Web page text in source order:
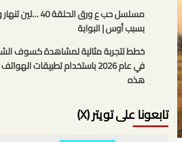
مسلسل حب ع ورق الحلقة
بسبب أوس | البوابة
خطط لتجربة مثالية لمشاهدة كسوف
في عام 2026 باستخدام تطبيقات
هذه
تابعونا على تويتر (X)